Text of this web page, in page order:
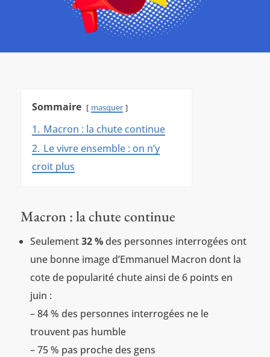
Sommaire masquer
1. Macron : la chute continue
2. Le vivre ensemble : on n’y
croit plus
Macron : la chute continue
Seulement32 %des personnes interrogées ont
une bonne image d’Emmanuel Macron dont la
cote de popularité chute ainsi de 6 points en
juin :
– 84 % des personnes interrogées ne le
trouvent pas humble
– 75 % pas proche des gens